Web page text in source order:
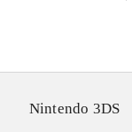
Nintendo 3DS